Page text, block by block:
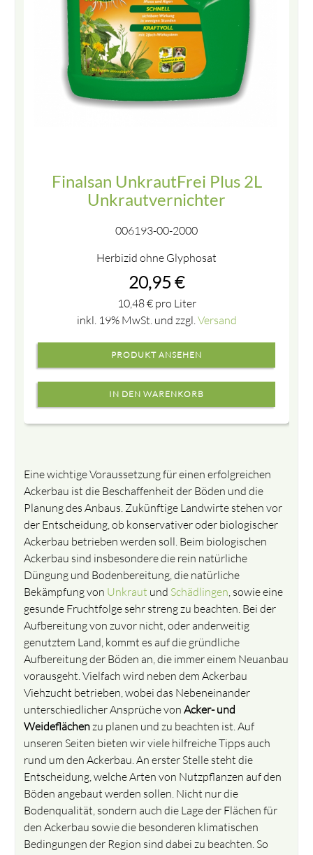
Finalsan UnkrautFrei Plus 2L
Unkrautvernichter
006193-00-2000
Herbizid ohne Glyphosat
20,95 €
10,48€pro Liter
inkl. 19% MwSt. und zzgl. Versand
PRODUKT ANSEHEN
Eine wichtige Voraussetzung für einen erfolgreichen
Ackerbau ist die Beschaffenheit der Böden und die
Planung des Anbaus. Zukünftige Landwirte stehen vor
der Entscheidung, ob konservativer oder biologischer
Ackerbau betrieben werden soll. Beim biologischen
Ackerbau sind insbesondere die rein natürliche
Düngung und Bodenbereitung, die natürliche
Bekämpfung von Unkraut und Schädlingen , sowie eine
gesunde Fruchtfolge sehr streng zu beachten. Bei der
Aufbereitung von zuvor nicht, oder anderweitig
genutztem Land, kommt es auf die gründliche
Aufbereitung der Böden an, die immer einem Neuanbau
vorausgeht. Vielfach wird neben dem Ackerbau
Viehzucht betrieben, wobei das Nebeneinander
unterschiedlicher Ansprüche vonAcker- und
Weideflächenzu planen und zu beachten ist. Auf
unseren Seiten bieten wir viele hilfreiche Tipps auch
rund um den Ackerbau. An erster Stelle steht die
Entscheidung, welche Arten von Nutzpflanzen auf den
Böden angebaut werden sollen. Nicht nur die
Bodenqualität, sondern auch die Lage der Flächen für
den Ackerbau sowie die besonderen klimatischen
Bedingungen der Region sind dabei zu beachten. So